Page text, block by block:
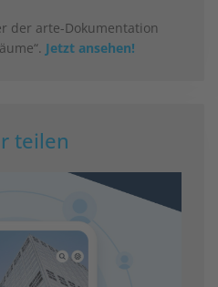
der arte-Dokumentation
Jetzt ansehen!
teilen